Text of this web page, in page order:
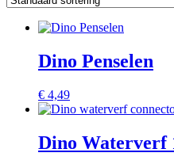
Dino Penselen
€ 4,49
Dino Waterverf